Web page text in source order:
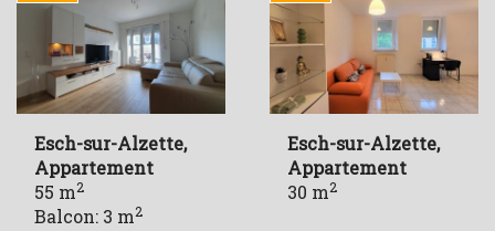
Esch-sur-Alzette,
Appartement
55 m2
Balcon: 3 m2
Esch-sur-Alzette,
Appartement
30 m2